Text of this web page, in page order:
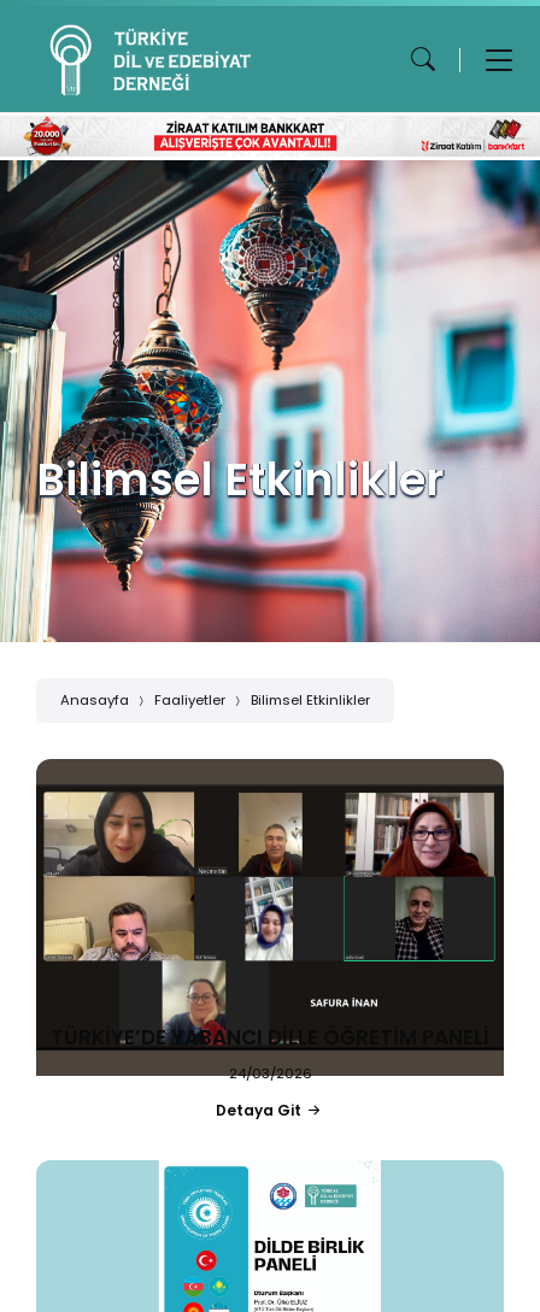
Bilimsel Etkinlikler
Anasayfa Faaliyetler Bilimsel Etkinlikler
TÜRKİYE’DE YABANCI DİLLE ÖĞRETİM PANELİ
24/03/2026
Detaya Git